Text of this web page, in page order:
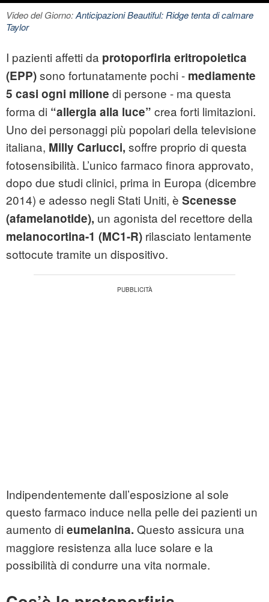
Video del Giorno:Anticipazioni Beautiful: Ridge tenta di calmare
Taylor
I pazienti affetti da protoporfiria eritropoietica
(EPP)sono fortunatamente pochi - mediamente
5 casi ogni milione di persone - ma questa
forma di “allergia alla luce” crea forti limitazioni.
Uno dei personaggi più popolari della televisione
italiana, Milly Carlucci, soffre proprio di questa
fotosensibilità. L’unico farmaco finora approvato,
dopo due studi clinici, prima in Europa (dicembre
2014) e adesso negli Stati Uniti, è Scenesse
(afamelanotide), un agonista del recettore della
melanocortina-1 (MC1-R) rilasciato lentamente
sottocute tramite un dispositivo.
Indipendentemente dall’esposizione al sole
questo farmaco induce nella pelle dei pazienti un
aumento di eumelanina. Questo assicura una
maggiore resistenza alla luce solare e la
possibilità di condurre una vita normale.